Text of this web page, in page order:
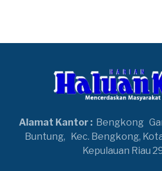
Alamat Kantor : Bengkong
Buntung,
Kec. Bengkong,
Kepulauan Riau